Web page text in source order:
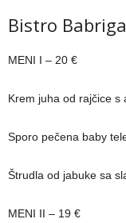
Bistro Babriga
MENI I – 20 €
Krem juha od rajčice s
Sporo pečena baby
Štrudla od jabuke sa
MENI II – 19 €